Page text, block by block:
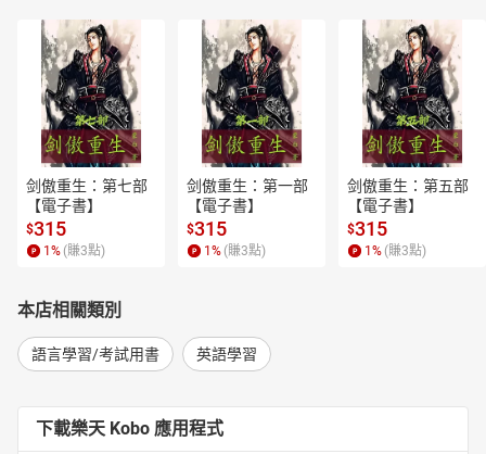
剑傲重生：第七部
【電子書】
$315
1 % (賺3點)
剑傲重生：第一部
【電子書】
$315
1 % (賺3點)
剑傲重生：第五部
【電子書】
$315
1 % (賺3點)
本店相關類別
語言學習/考試用書 英語學習
下載樂天 Kobo 應用程式